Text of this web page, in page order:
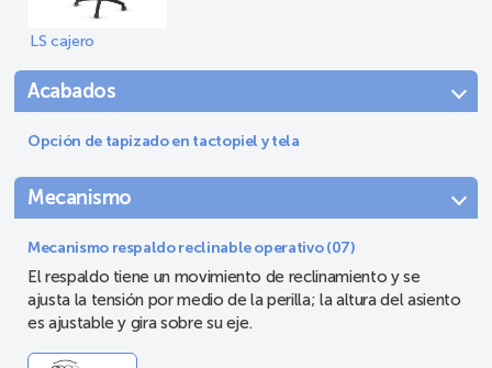
LS cajero
Acabados
Opción de tapizado en tactopiel y tela
Mecanismo
Mecanismo respaldo reclinable operativo (07)
El respaldo tiene un movimiento de reclinamiento y se
ajusta la tensión por medio de la perilla; la altura del asiento
es ajustable y gira sobre su eje.